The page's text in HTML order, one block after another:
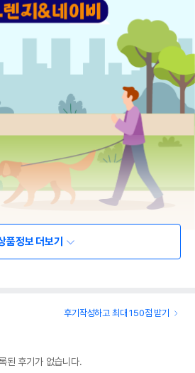
품정보 더보기
후기작성하고 최대 150점 받기
된 후기가 없습니다.